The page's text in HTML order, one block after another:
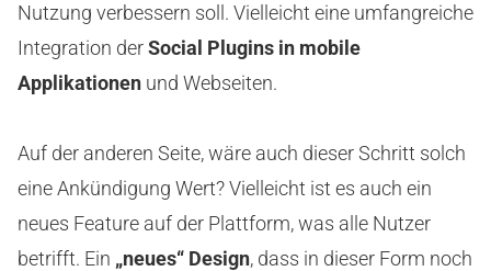
Nutzung verbessern soll. Vielleicht eine umfangreiche
Integration derSocial Plugins in mobile
Applikationen und Webseiten.
Auf der anderen Seite, wäre auch dieser Schritt solch
eine Ankündigung Wert? Vielleicht ist es auch ein
neues Feature auf der Plattform, was alle Nutzer
betrifft. Ein „neues“ Design, dass in dieser Form noch